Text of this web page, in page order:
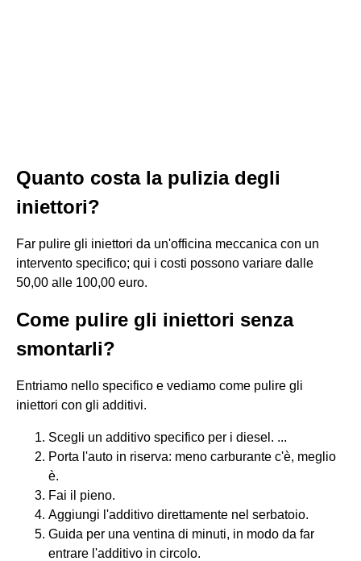
Quanto costa la pulizia degli
iniettori?
Far pulire gli iniettori da un'officina meccanica con un
intervento specifico; qui i costi possono variare dalle
50,00 alle 100,00 euro.
Come pulire gli iniettori senza
smontarli?
Entriamo nello specifico e vediamo come pulire gli
iniettori con gli additivi.
Scegli un additivo specifico per i diesel. ...
Porta l'auto in riserva: meno carburante c'è, meglio
è.
Fai il pieno.
Aggiungi l'additivo direttamente nel serbatoio.
Guida per una ventina di minuti, in modo da far
entrare l'additivo in circolo.